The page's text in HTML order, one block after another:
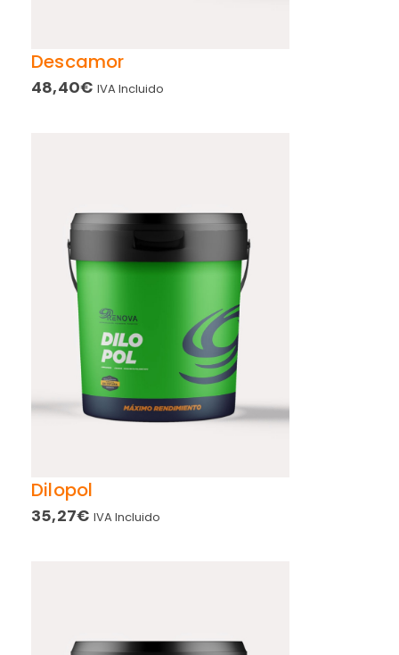
Descamor
48,40€ IVA Incluido
Dilopol
35,27€ IVA Incluido